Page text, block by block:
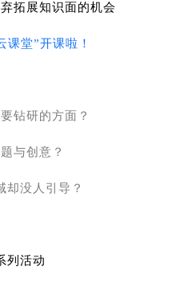
拓展知识面的机会
课堂”开课啦！
钻研的方面？
与创意？
却没人引导？
列活动